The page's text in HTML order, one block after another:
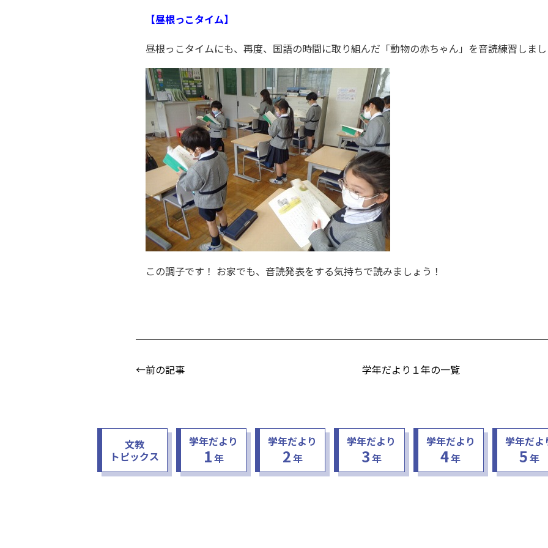
【昼根っこタイム】
昼根っこタイムにも、再度、国語の時間に取り組んだ「動物の赤ちゃん」を音読練習しま
この調子です！ お家でも、音読発表をする気持ちで読みましょう！
←前の記事 学年だより１年の一覧
文教
トピックス
学年だより
1年
学年だより
2年
学年だより
3年
学年だより
4年
学年だよ
5年